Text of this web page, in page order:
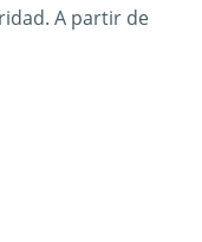
A partir de